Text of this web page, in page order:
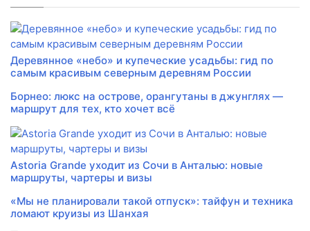
Деревянное «небо» и купеческие усадьбы: гид по
самым красивым северным деревням России
Борнео: люкс на острове, орангутаны в джунглях —
маршрут для тех, кто хочет всё
Astoria Grande уходит из Сочи в Анталью: новые
маршруты, чартеры и визы
«Мы не планировали такой отпуск»: тайфун и техника
ломают круизы из Шанхая